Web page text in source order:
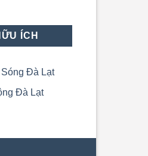
ÍCH
Đà Lạt
Đà Lạt